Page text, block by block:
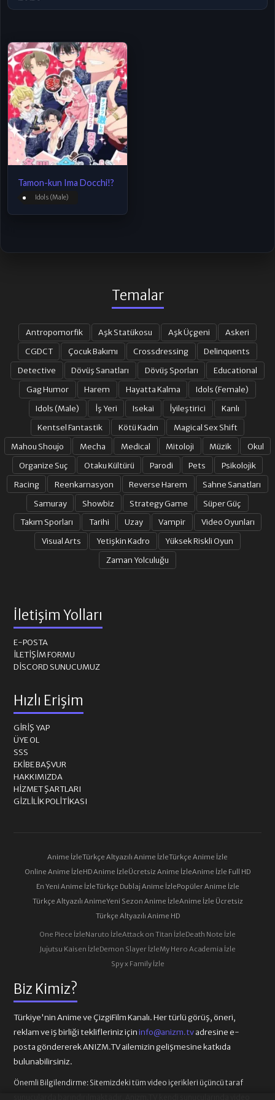
Tamon-kun Ima Docchi!?
Idols (Male)
Temalar
Antropomorfik Aşk Statükosu Aşk Üçgeni
Askeri
CGDCT
Çocuk Bakımı Crossdressing
Delinquents
Detective
Dövüş Sanatları Dövüş Sporları
Educational
Gag Humor
Harem Hayatta Kalma
Idols (Female)
Idols (Male)
İş Yeri Isekai İyileştirici
Kanlı
Kentsel Fantastik
Kötü Kadın
Magical Sex Shift
Mahou Shoujo
Mecha Medical Mitoloji Müzik
Okul
Organize Suç
Otaku Kültürü Parodi Pets
Psikolojik
Racing
Reenkarnasyon Reverse Harem
Sahne Sanatları
Samuray
Showbiz Strategy Game
Süper Güç
Takım Sporları
Tarihi Uzay Vampir
Video Oyunları
Visual Arts
Yetişkin Kadro
Yüksek Riskli Oyun
Zaman Yolculuğu
Biz Kimiz?
Türkiye'nin Anime ve ÇizgiFilm Kanalı. Her türlü görüş, öneri,
reklam ve iş birliği teklifleriniz içininfo@anizm.tvadresine e-
posta göndererek ANIZM.TV ailemizin gelişmesine katkıda
bulunabilirsiniz.
Önemli Bilgilendirme: Sitemizdeki tüm video içerikleri üçüncü taraf
İletişim Yolları
E-POSTA
İLETIŞIM FORMU
DISCORD SUNUCUMUZ
Hızlı Erişim
GIRIŞ YAP
ÜYE OL
SSS
EKIBE BAŞVUR
HAKKIMIZDA
HIZMET ŞARTLARI
GIZLILIK POLITIKASI
Anime İzleTürkçe Altyazılı Anime İzleTürkçe Anime İzle
Online Anime İzleHD Anime İzleÜcretsiz Anime İzleAnime İzle Full HD
En Yeni Anime İzleTürkçe Dublaj Anime İzlePopüler Anime İzle
Türkçe Altyazılı AnimeYeni Sezon Anime İzleAnime İzle Ücretsiz
Türkçe Altyazılı Anime HD
One Piece İzleNaruto İzleAttack on Titan İzleDeath Note İzle
Jujutsu Kaisen İzleDemon Slayer İzleMy Hero Academia İzle
Spy x Family İzle